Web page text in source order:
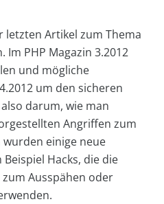
letzten Artikel zum Thema
Im PHP Magazin 3.2012
und mögliche
um den sicheren
darum, wie man
Angriffen zum
wurden einige neue
Hacks, die die
Ausspähen oder